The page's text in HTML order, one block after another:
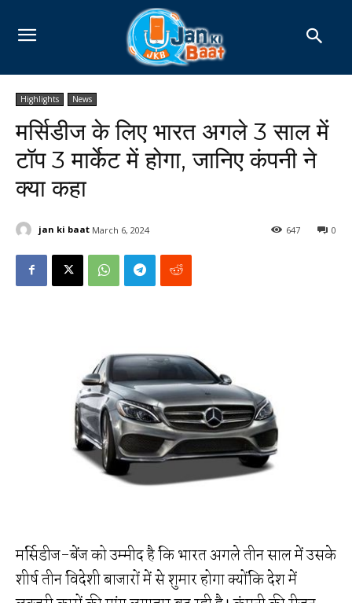
Highlights News
मर्सिडीज के लिए भारत अगले 3 साल में
टॉप 3 मार्केट में होगा, जानिए कंपनी ने
क्या कहा
jan ki baat March 6, 2024 0
647
मर्सिडीज-बेंज को उम्मीद है कि भारत अगले तीन साल में उसके
शीर्ष तीन विदेशी बाजारों में से शुमार होगा क्योंकि देश में